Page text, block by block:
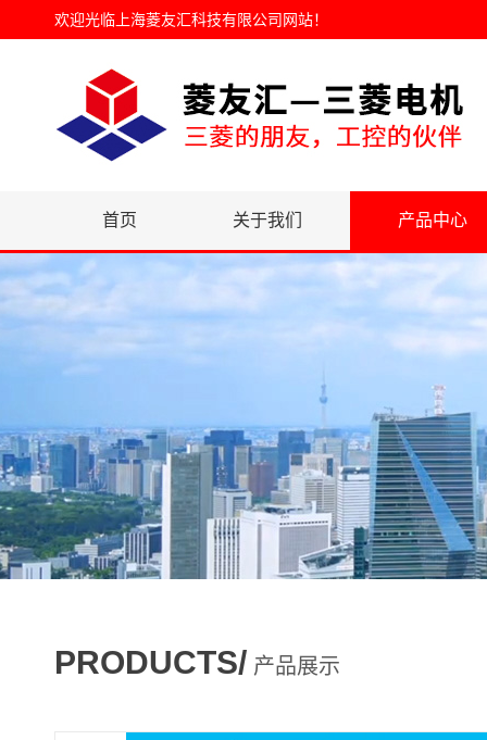
欢迎光临 上海菱友汇科技有限公司网站！
首页 关于我们 产品中心
PRODUCTS/ 产品展示